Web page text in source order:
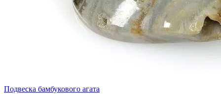
Подвеска бамбукового агата